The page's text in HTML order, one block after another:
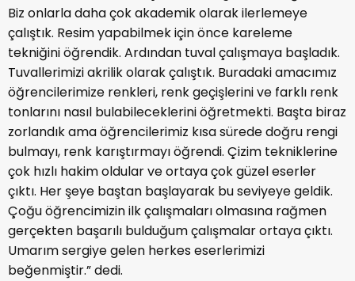
Biz onlarla daha çok akademik olarak ilerlemeye
çalıştık. Resim yapabilmek için önce kareleme
tekniğini öğrendik. Ardından tuval çalışmaya başladık.
Tuvallerimizi akrilik olarak çalıştık. Buradaki amacımız
öğrencilerimize renkleri, renk geçişlerini ve farklı renk
tonlarını nasıl bulabileceklerini öğretmekti. Başta biraz
zorlandık ama öğrencilerimiz kısa sürede doğru rengi
bulmayı, renk karıştırmayı öğrendi. Çizim tekniklerine
çok hızlı hakim oldular ve ortaya çok güzel eserler
çıktı. Her şeye baştan başlayarak bu seviyeye geldik.
Çoğu öğrencimizin ilk çalışmaları olmasına rağmen
gerçekten başarılı bulduğum çalışmalar ortaya çıktı.
Umarım sergiye gelen herkes eserlerimizi
beğenmiştir.” dedi.